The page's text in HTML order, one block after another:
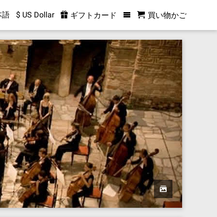
語 $ US Dollar ギフトカード 買い物かご